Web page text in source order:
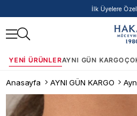
50.000 TL ve Üzeri
YENI ÜRÜNLERAYNI GÜN KARGO
Anasayfa AYNI GÜN KARGO